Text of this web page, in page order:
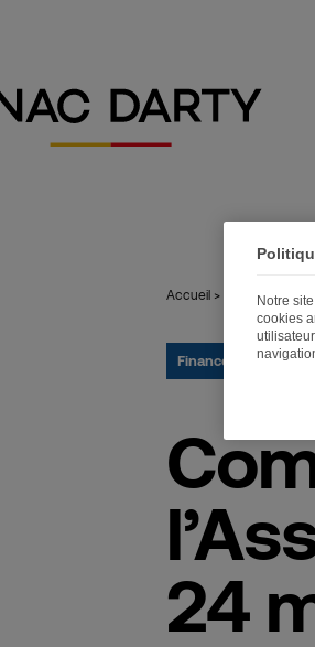
Accueil > Publications >
Finance
24
Notre
cookies